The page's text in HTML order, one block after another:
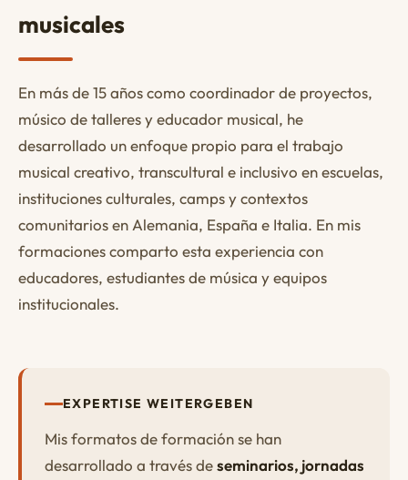
musicales
En más de 15 años como coordinador de proyectos,
músico de talleres y educador musical, he
desarrollado un enfoque propio para el trabajo
musical creativo, transcultural e inclusivo en escuelas,
instituciones culturales, camps y contextos
comunitarios en Alemania, España e Italia. En mis
formaciones comparto esta experiencia con
educadores, estudiantes de música y equipos
institucionales.
EXPERTISE WEITERGEBEN
Mis formatos de formación se han
desarrollado a través deseminarios, jornadas